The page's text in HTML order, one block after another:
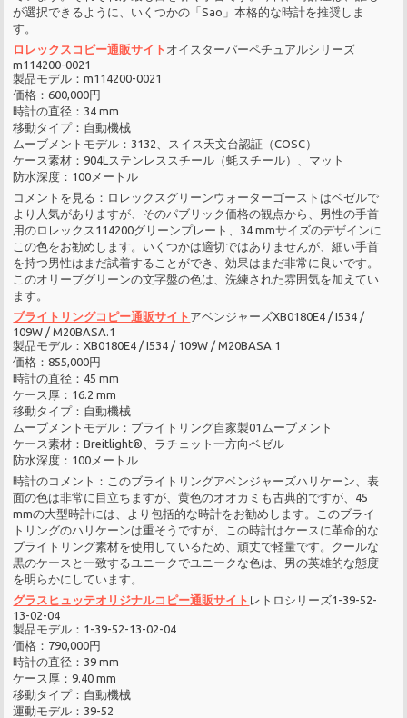
が選択できるように、いくつかの「Sao」本格的な時計を推奨しま
す。
ロレックスコピー通販サイト オイスターパーペチュアルシリーズ
m114200-0021
製品モデル：m114200-0021
価格：600,000円
時計の直径：34 mm
移動タイプ：自動機械
ムーブメントモデル：3132、スイス天文台認証（COSC）
ケース素材：904Lステンレススチール（蚝スチール）、マット
防水深度：100メートル
コメントを見る：ロレックスグリーンウォーターゴーストはベゼルで
より人気がありますが、そのパブリック価格の観点から、男性の手首
用のロレックス114200グリーンプレート、34 mmサイズのデザインに
この色をお勧めします。いくつかは適切ではありませんが、細い手首
を持つ男性はまだ試着することができ、効果はまだ非常に良いです。
このオリーブグリーンの文字盤の色は、洗練された雰囲気を加えてい
ます。
ブライトリングコピー通販サイト アベンジャーズXB0180E4 / I534 /
109W / M20BASA.1
製品モデル：XB0180E4 / I534 / 109W / M20BASA.1
価格：855,000円
時計の直径：45 mm
ケース厚：16.2 mm
移動タイプ：自動機械
ムーブメントモデル：ブライトリング自家製01ムーブメント
ケース素材：Breitlight®、ラチェット一方向ベゼル
防水深度：100メートル
時計のコメント：このブライトリングアベンジャーズハリケーン、表
面の色は非常に目立ちますが、黄色のオオカミも古典的ですが、45
mmの大型時計には、より包括的な時計をお勧めします。このブライ
トリングのハリケーンは重そうですが、この時計はケースに革命的な
ブライトリング素材を使用しているため、頑丈で軽量です。クールな
黒のケースと一致するユニークでユニークな色は、男の英雄的な態度
を明らかにしています。
グラスヒュッテオリジナルコピー通販サイト レトロシリーズ1-39-52-
13-02-04
製品モデル：1-39-52-13-02-04
価格：790,000円
時計の直径：39 mm
ケース厚：9.40 mm
移動タイプ：自動機械
運動モデル：39-52